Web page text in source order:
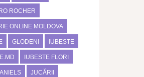
ROCHER
ONLINE MOLDOVA
GLODENI IUBESTE
IUBESTE FLORI
JUCĂRII